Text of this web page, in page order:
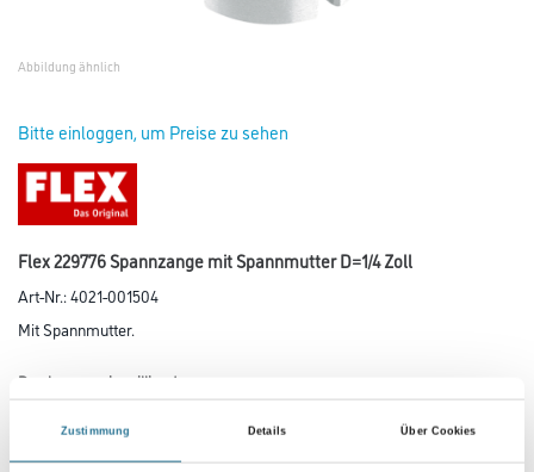
Zustimmung Details Über Cookies
Abbildung ähnlich
Bitte einloggen, um Preise zu sehen
Flex 229776 Spannzange mit Spannmutter D=1/4 Zoll
Art-Nr.:4021-001504
Mit Spannmutter.
Durchmesser in millimeter